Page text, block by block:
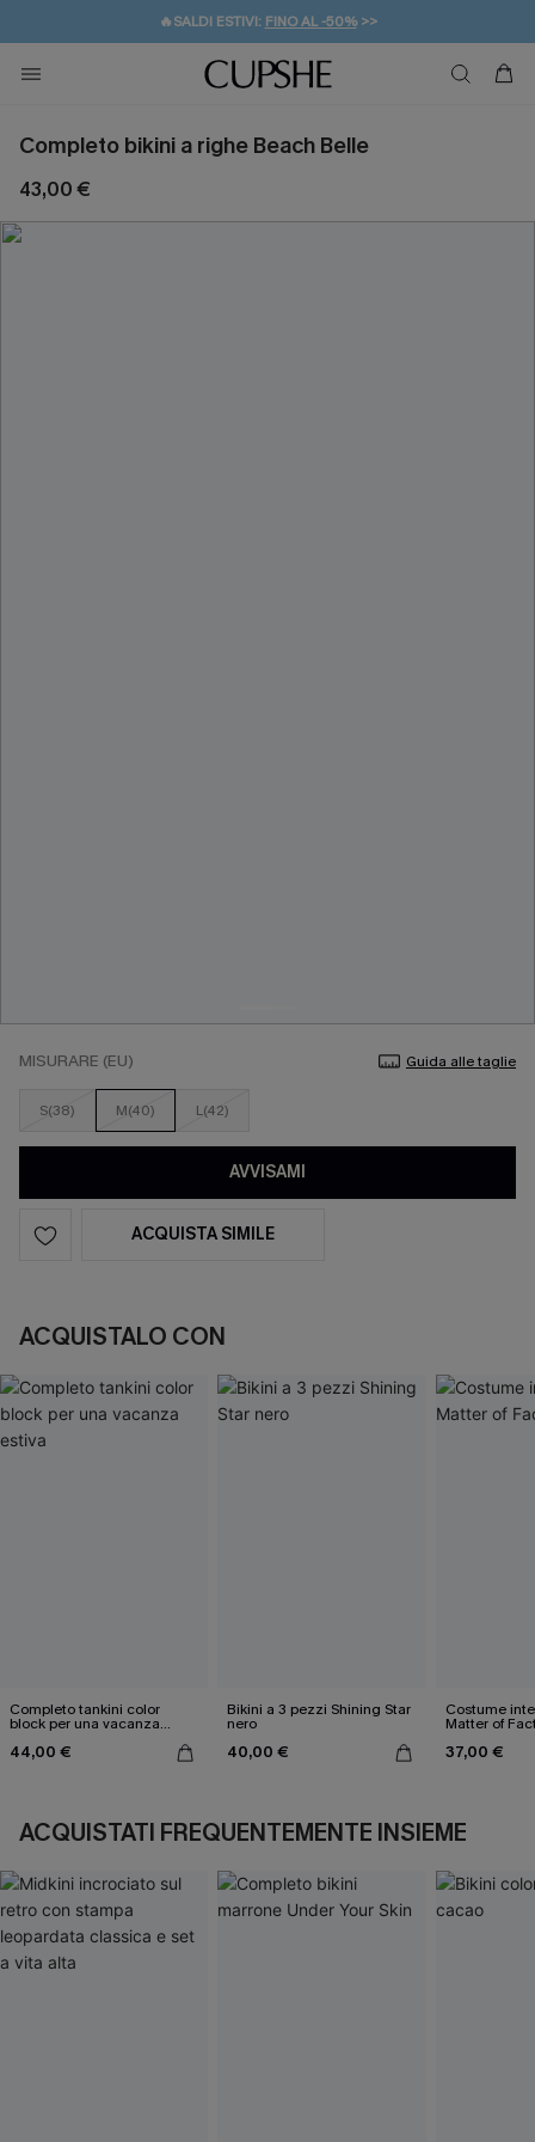
🔥SALDI ESTIVI: FINO AL -50%>>
🚚SPEDIZIONE GRATUITA DA 49€
💌REGALO PER I NUOVI: 20% DI SCONTO*
Completo bikini a righe Beach Belle
43,00 €
MISURARE (EU) Guida alle taglie
S(38) M(40) L(42)
AVVISAMI
ACQUISTA SIMILE
ACQUISTALO CON
Completo tankini color
block per una vacanza
44,00 €
Bikini a 3 pezzi Shining Star
nero
40,00 €
Costume
Matter of
37,00 €
ACQUISTATI FREQUENTEMENTE INSIEME